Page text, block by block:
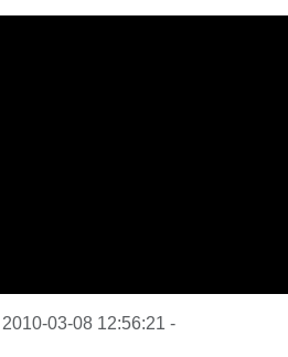
03-08 12:56:21 -